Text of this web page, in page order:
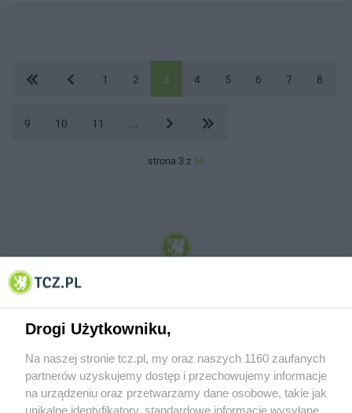
1 2 3 4 5 6 7 8
9 10 11
strona 3 z 54
© 2001-2026 Tczew - TCZ.PL Sp. z o.o. Internetowy Serwis Informacyjny Miasta
Drogi Użytkowniku,
Na naszej stronie tcz.pl, my oraz naszych 1160 zaufanych
partnerów uzyskujemy dostęp i przechowujemy informacje
na urządzeniu oraz przetwarzamy dane osobowe, takie jak
unikalne identyfikatory, standardowe informacje wysyłane